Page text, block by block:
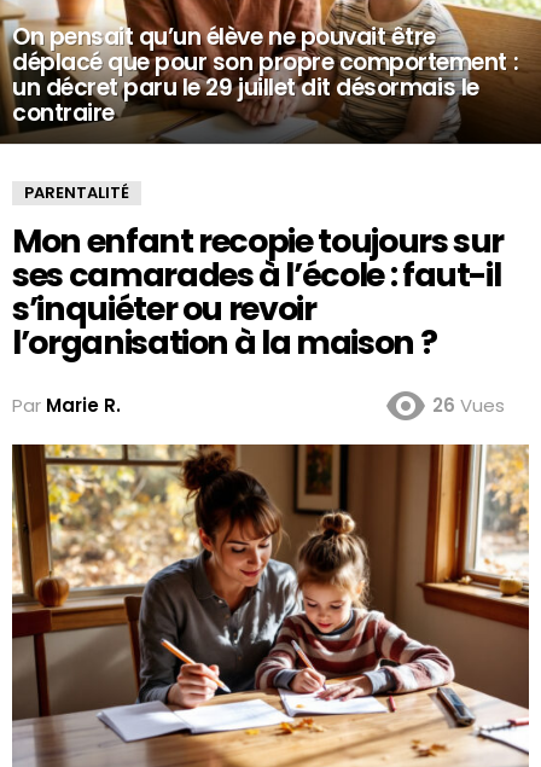
On pensait qu’un élève ne pouvait être
déplacé que pour son propre comportement :
un décret paru le 29 juillet dit désormais le
contraire
PARENTALITÉ
Mon enfant recopie toujours sur
ses camarades à l’école : faut-il
s’inquiéter ou revoir
l’organisation à la maison ?
Par Marie R. 26 Vues